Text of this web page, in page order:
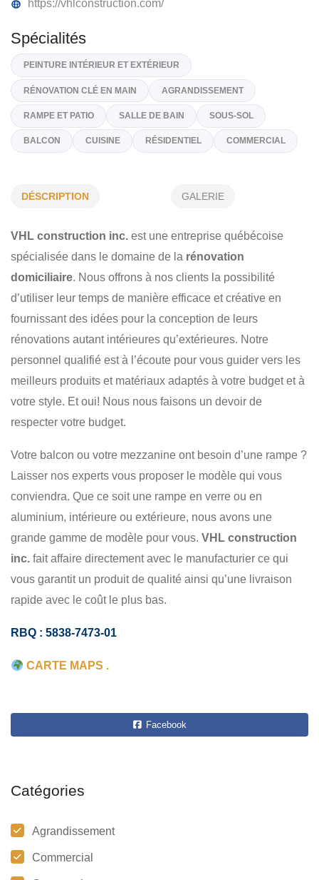
(579) 765-6148
Sur Demande
serviceschalet@gmail.com
https://vhlconstruction.com/
PEINTURE INTÉRIEUR ET EXTÉRIEUR
SALLE DE BAIN SOUS-SOL
BALCON CUISINE RÉSIDENTIEL COMMERCIAL
DÉSCRIPTION GALERIE
VHL construction inc. est une entreprise québécoise
spécialisée dans le domaine de la rénovation
domiciliaire. Nous offrons à nos clients la possibilité
d’utiliser leur temps de manière efficace et créative en
fournissant des idées pour la conception de leurs
rénovations autant intérieures qu’extérieures. Notre
personnel qualifié est à l’écoute pour vous guider vers les
meilleurs produits et matériaux adaptés à votre budget et à
votre style. Et oui! Nous nous faisons un devoir de
respecter votre budget.
Votre balcon ou votre mezzanine ont besoin d’une rampe ?
Laisser nos experts vous proposer le modèle qui vous
conviendra. Que ce soit une rampe en verre ou en
aluminium, intérieure ou extérieure, nous avons une
grande gamme de modèle pour vous. VHL construction
inc. fait affaire directement avec le manufacturier ce qui
vous garantit un produit de qualité ainsi qu’une livraison
rapide avec le coût le plus bas.
RBQ : 5838-7473-01
CARTE MAPS .
Facebook
Catégories
Agrandissement
Commercial